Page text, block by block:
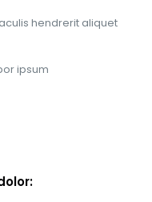
hendrerit aliquet
ipsum